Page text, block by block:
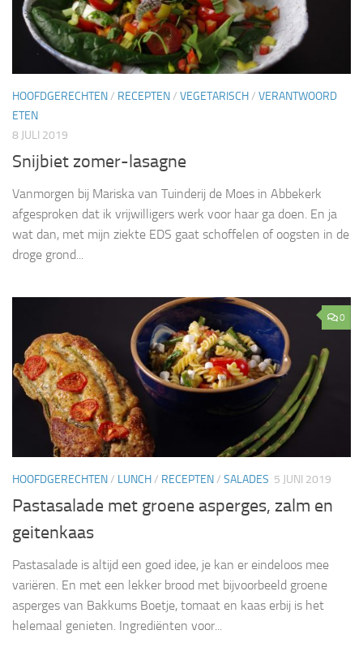
HOOFDGERECHTEN/ RECEPTEN/ VEGETARISCH/ VERANTWOORD
ETEN
8 JULI 2019
Snijbiet zomer-lasagne
Vanmorgen bij Mariska van Tuinderij de Moes in Abbekerk
afgesproken dat ik vrijwilligers werk voor haar ga doen. En ja
wat dan, met mijn ziekte EDS gaat schoffelen of oogsten in de
droge grond...
0
HOOFDGERECHTEN/ LUNCH/ RECEPTEN/ SALADES 5 JUNI 2019
Pastasalade met groene asperges, zalm en
geitenkaas
Pastasalade is altijd een goed idee, je kan er eindeloos mee
variëren. En met een lekker brood met bijvoorbeeld groene
asperges van Bakkums Boetje, tomaat en kaas erbij is het
helemaal genieten. Ingrediënten voor...